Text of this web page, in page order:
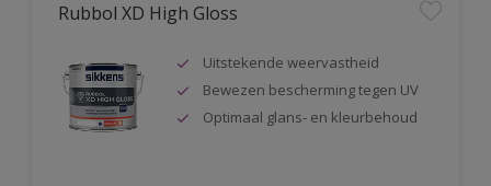
Rubbol XD High Gloss
Uitstekende weervastheid
Bewezen bescherming tegen UV
Optimaal glans- en kleurbehoud